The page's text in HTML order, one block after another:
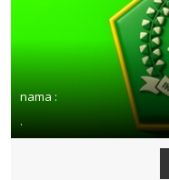
nama :
.